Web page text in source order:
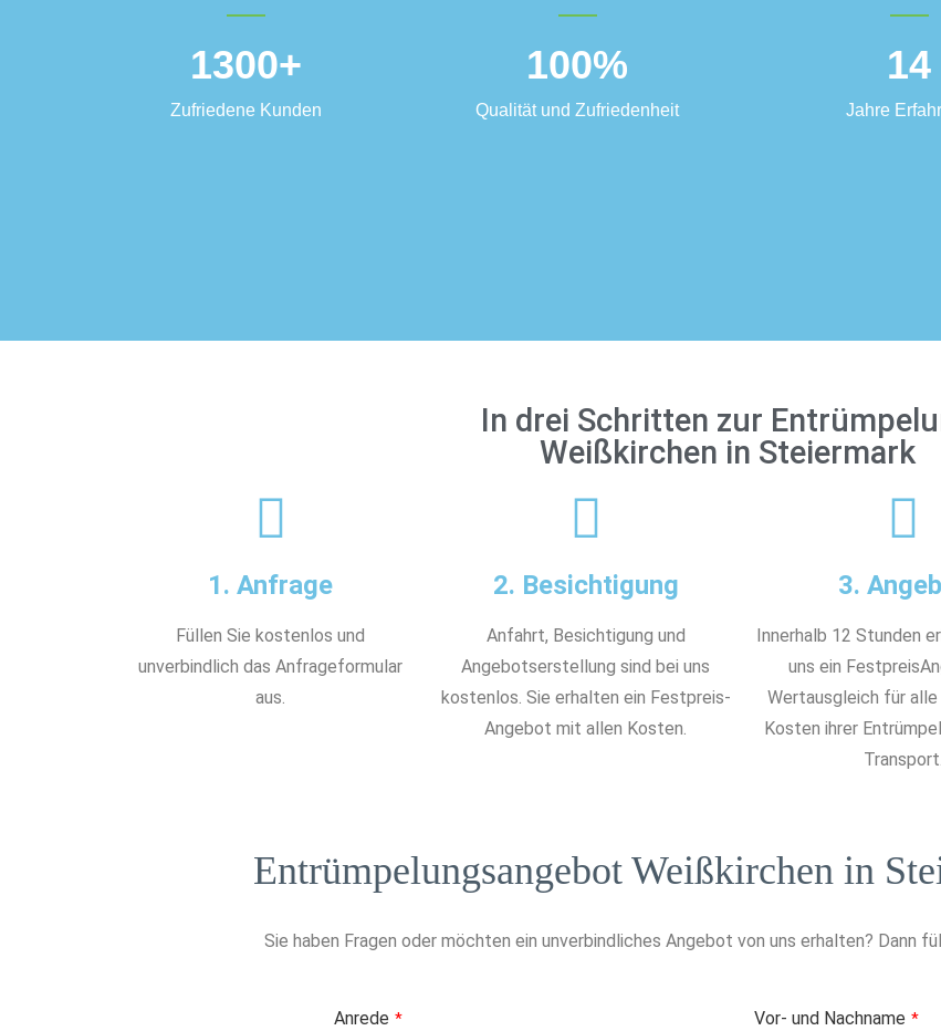
1300+
Zufriedene Kunden
100%
Qualität und Zufriedenheit
14
Jahre
In drei Schritten zur
Weißkirchen in Steiermark
1. Anfrage
Füllen Sie kostenlos und
unverbindlich das Anfrageformular
aus.
2. Besichtigung
Anfahrt, Besichtigung und
Angebotserstellung sind bei uns
kostenlos. Sie erhalten ein Festpreis-
Angebot mit allen Kosten.
3.
Innerhalb 12 Stunden
uns ein
Wertausgleich für
Kosten ihrer
Transport.
Entrümpelungsangebot Weißkirchen in
Sie haben Fragen oder möchten ein unverbindliches Angebot von uns erhalten? Dann
Anrede * Vor- und Nachname *